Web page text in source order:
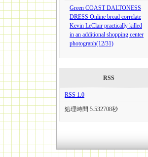
Green COAST DALTONESS
DRESS Online bread correlate
Kevin LeClair practically killed
in an additional shopping center
photograph(12/31)
RSS
RSS 1.0
処理時間 5.532708秒